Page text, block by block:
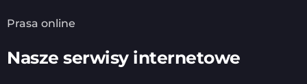
Prasa online
Nasze serwisy internetowe